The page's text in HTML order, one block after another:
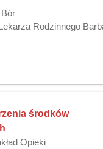
Rodzinnego
środków
Opieki